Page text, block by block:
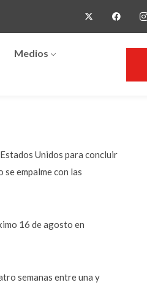
Medios
Unidos para concluir
empalme con las
16 de agosto en
semanas entre una y